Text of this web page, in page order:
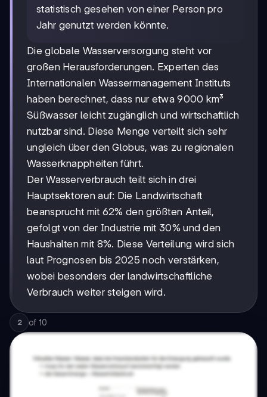
statistisch gesehen von einer Person pro
Jahr genutzt werden könnte.
Die globale Wasserversorgung steht vor
großen Herausforderungen. Experten des
Internationalen Wassermanagement Instituts
haben berechnet, dass nur etwa 9000 km³
Süßwasser leicht zugänglich und wirtschaftlich
nutzbar sind. Diese Menge verteilt sich sehr
ungleich über den Globus, was zu regionalen
Wasserknappheiten führt.
Der Wasserverbrauch teilt sich in drei
Hauptsektoren auf: Die Landwirtschaft
beansprucht mit 62% den größten Anteil,
gefolgt von der Industrie mit 30% und den
Haushalten mit 8%. Diese Verteilung wird sich
laut Prognosen bis 2025 noch verstärken,
wobei besonders der landwirtschaftliche
Verbrauch weiter steigen wird.
2 of 10